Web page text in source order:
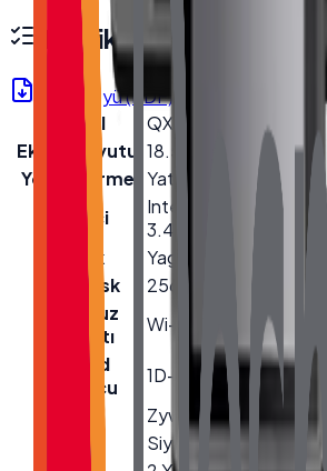
Teknik Özellikler
Ürün Föyü (PDF)
Model
QX-1850
Ekran Boyutu 18.5''
Yönlendirme Yatay
İşlemci
Intel® Core™ i5-
3.40 GHz
Bellek
Yageo 8GB DDR4
Hard Disk
256GB NVMe SSD
Kablosuz
Bağlantı
Wi-Fi + Bluetooth
Barkod
Okuyucu
1D-2D USB Modül
Zywell ZY-910 80mm
Renk
Siyah